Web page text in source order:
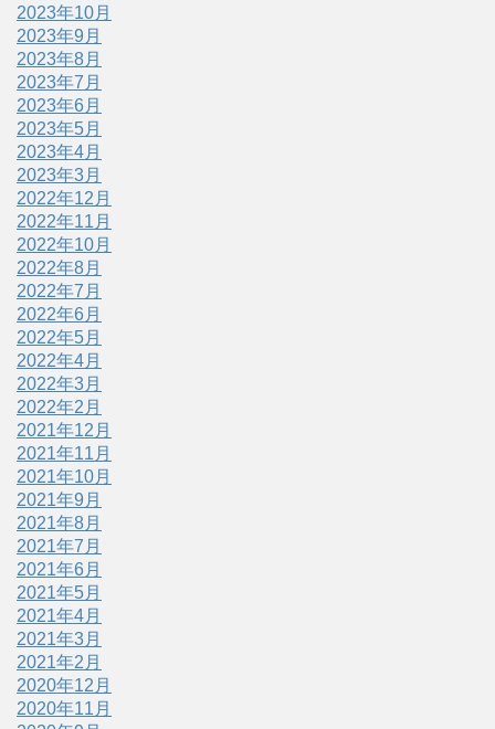
2023年10月
2023年9月
2023年8月
2023年7月
2023年6月
2023年5月
2023年4月
2023年3月
2022年12月
2022年11月
2022年10月
2022年8月
2022年7月
2022年6月
2022年5月
2022年4月
2022年3月
2022年2月
2021年12月
2021年11月
2021年10月
2021年9月
2021年8月
2021年7月
2021年6月
2021年5月
2021年4月
2021年3月
2021年2月
2020年12月
2020年11月